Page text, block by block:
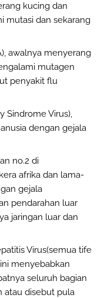
kucing dan
mutasi dan sekarang
awalnya menyerang
mutagen
penyakit flu
Sindrome Virus),
dengan gejala
no.2 di
afrika dan lama-
gejala
pendarahan luar
jaringan luar dan
Virus(semua tife
menyebabkan
seluruh bagian
atau disebut pula